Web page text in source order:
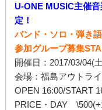
U-ONE MUSIC主催
定！
バンド・ソロ・弾き
参加グループ募集
開催日：2017/03/04(土
会場：福島アウトラ
OPEN 16:00/START
PRICE・DAY